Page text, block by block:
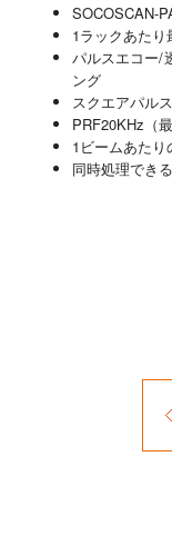
SOCOSCAN-
1ラックあたり
パルスエコー/
ング
スクエアパル
PRF20KHz（最
1ビームあたり
同時処理でき